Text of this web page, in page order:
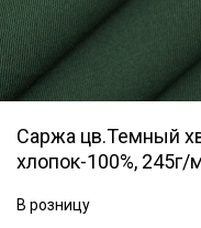
Саржа цв.Темный
хлопок-100%, 245г/
В розницу